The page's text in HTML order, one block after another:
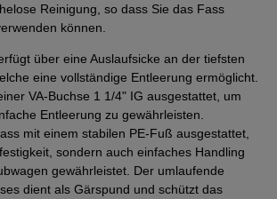
Reinigung, so dass Sie das Fass
können.
über eine Auslaufsicke an der tiefsten
eine vollständige Entleerung ermöglicht.
VA-Buchse 1 1/4" IG ausgestattet, um
Entleerung zu gewährleisten.
mit einem stabilen PE-Fuß ausgestattet,
sondern auch einfaches Handling
gewährleistet. Der umlaufende
dient als Gärspund und schützt das